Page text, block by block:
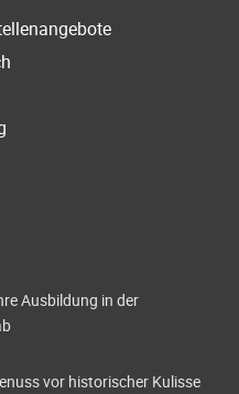
Ausbildung in der
vor historischer Kulisse